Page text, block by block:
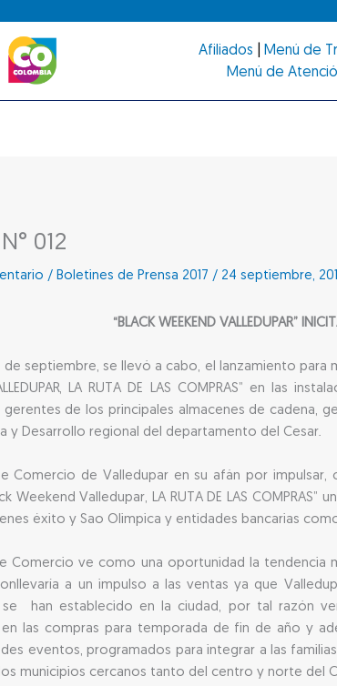
Afiliados Menú de
Menú de
012
/ Boletines de Prensa 2017 / 24 septiembre,
“BLACK WEEKEND VALLEDUPAR”
de septiembre, se llevó a cabo, el lanzamiento para
LA RUTA DE LAS COMPRAS” en
gerentes de los principales almacenes de cadena,
y Desarrollo regional del departamento del Cesar.
Comercio de Valledupar en su afán por
Weekend Valledupar, LA RUTA DE LAS
éxito y Sao Olimpica y entidades bancarias
Comercio ve como una oportunidad la
a un impulso a las ventas ya que
se han establecido en la ciudad, por tal razón
en las compras para temporada de fin de año y
eventos, programados para integrar a las
municipios cercanos tanto del centro y norte del